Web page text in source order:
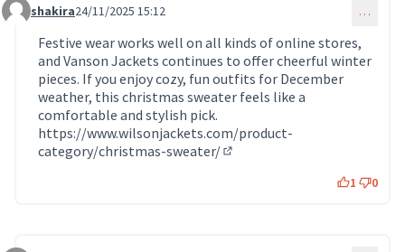
Commentaire 1688
shakira24/11/2025 15:12 …
Festive wear works well on all kinds of online stores,
and Vanson Jackets continues to offer cheerful winter
pieces. If you enjoy cozy, fun outfits for December
weather, this christmas sweater feels like a
comfortable and stylish pick.
https://www.wilsonjackets.com/product-
category/christmas-sweater/
1 0